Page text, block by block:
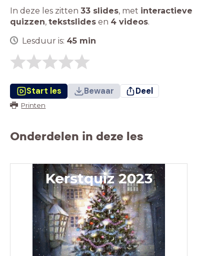
In deze les zitten 33 slides, met interactieve
quizzen, tekstslides en 4 videos.
Lesduur is: 45 min
Start les Bewaar Deel
Printen
Onderdelen in deze les
Kerstquiz 2023